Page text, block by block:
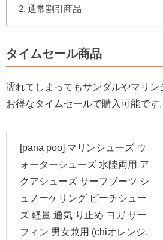
通常割引商品
タイムセール商品
濡れてしまってもサンダルやマリン
お得なタイムセールで購入可能です
[pana poo] マリンシューズ ウ
ォーターシューズ 水陸両用 ア
クアシューズ サーフブーツ シ
ュノーケリング ビーチシュー
ズ 軽量 通気 り止め ヨガ サー
フィン 男女兼用 (chiオレンジ,